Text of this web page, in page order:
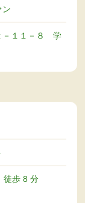
－１１－８ 学
徒歩 8 分